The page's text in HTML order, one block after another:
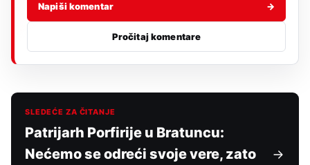
Napiši komentar →
Pročitaj komentare
SLEDEĆE ZA ČITANJE
Patrijarh Porfirije u Bratuncu:
Nećemo se odreći svoje vere, zato